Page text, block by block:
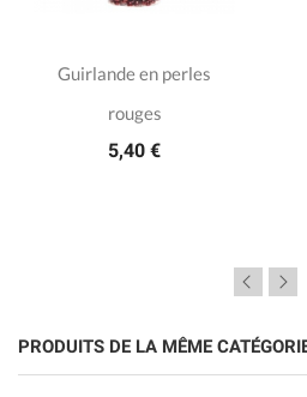
Guirlande en perles
rouges
5,40 €
PRODUITS DE LA MÊME